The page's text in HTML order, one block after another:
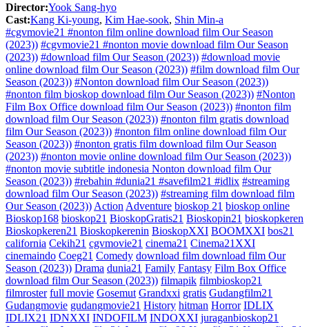
Director:Yook Sang-hyo
Cast:Kang Ki-young, Kim Hae-sook, Shin Min-a
#cgvmovie21 #nonton film online download film Our Season
(2023)) #cgvmovie21 #nonton movie download film Our Season
(2023)) #download film Our Season (2023)) #download movie
online download film Our Season (2023)) #film download film Our
Season (2023)) #Nonton download film Our Season (2023))
#nonton film bioskop download film Our Season (2023)) #Nonton
Film Box Office download film Our Season (2023)) #nonton film
download film Our Season (2023)) #nonton film gratis download
film Our Season (2023)) #nonton film online download film Our
Season (2023)) #nonton gratis film download film Our Season
(2023)) #nonton movie online download film Our Season (2023))
#nonton movie subtitle indonesia Nonton download film Our
Season (2023)) #rebahin #dunia21 #savefilm21 #idlix #streaming
download film Our Season (2023)) #streaming film download film
Our Season (2023)) Action Adventure bioskop 21 bioskop online
Bioskop168 bioskop21 BioskopGratis21 Bioskopin21 bioskopkeren
Bioskopkeren21 Bioskopkerenin BioskopXXI BOOMXXI bos21
california Cekih21 cgvmovie21 cinema21 Cinema21XXI
cinemaindo Coeg21 Comedy download film download film Our
Season (2023)) Drama dunia21 Family Fantasy Film Box Office
download film Our Season (2023)) filmapik filmbioskop21
filmroster full movie Gosemut Grandxxi gratis Gudangfilm21
Gudangmovie gudangmovie21 History hitman Horror IDLIX
IDLIX21 IDNXXI INDOFILM INDOXXI juraganbioskop21